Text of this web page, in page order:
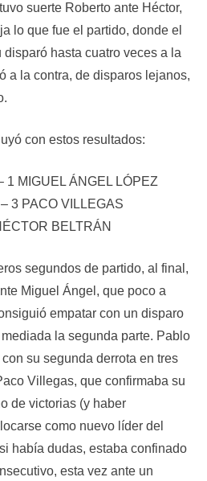
suerte Roberto ante Héctor,
lo que fue el partido, donde el
hasta cuatro veces a la
a la contra, de disparos lejanos,
con estos resultados:
1 MIGUEL ÁNGEL LÓPEZ
3 PACO VILLEGAS
BELTRÁN
segundos de partido, al final,
Miguel Ángel, que poco a
empatar con un disparo
la segunda parte. Pablo
su segunda derrota en tres
Villegas, que confirmaba su
de victorias (y haber
como nuevo líder del
había dudas, estaba confinado
esta vez ante un